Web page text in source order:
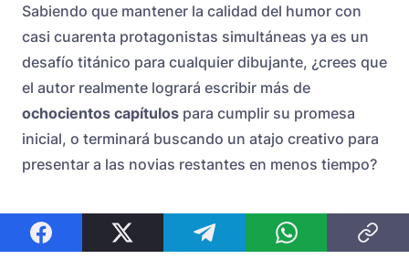
Sabiendo que mantener la calidad del humor con
casi cuarenta protagonistas simultáneas ya es un
desafío titánico para cualquier dibujante, ¿crees que
el autor realmente logrará escribir más de
ochocientos capítulos para cumplir su promesa
inicial, o terminará buscando un atajo creativo para
presentar a las novias restantes en menos tiempo?